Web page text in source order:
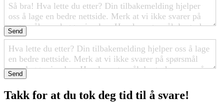
Send
Send
Takk for at du tok deg tid til å svare!